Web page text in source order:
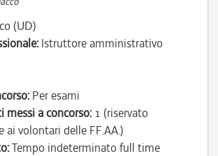
(UD)
Istruttore amministrativo
Per esami
messi a concorso: 1 (riservato
ai volontari delle FF.AA.)
Tempo indeterminato full time